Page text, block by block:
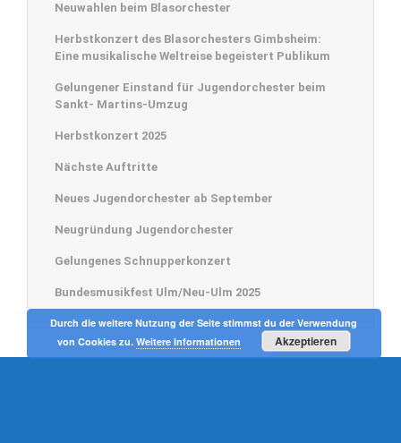
Neuwahlen beim Blasorchester
Herbstkonzert des Blasorchesters Gimbsheim:
Eine musikalische Weltreise begeistert Publikum
Gelungener Einstand für Jugendorchester beim
Sankt- Martins-Umzug
Herbstkonzert 2025
Nächste Auftritte
Neues Jugendorchester ab September
Neugründung Jugendorchester
Gelungenes Schnupperkonzert
Bundesmusikfest Ulm/Neu-Ulm 2025
© 2015 Gimbsheimer Blasorchester • Konzeption -> Text:Bärbel Folten•
Ursula Minkenberg
Durch die weitere Nutzung der Seite stimmst du der Verwendung
von Cookies zu. Weitere Informationen Akzeptieren